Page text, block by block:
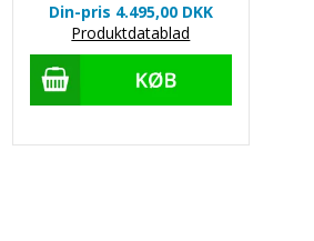
Din-pris 4.495,00 DKK
Produktdatablad